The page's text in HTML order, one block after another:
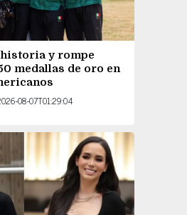
y rompe
medallas de oro en
08-07T01:29:04